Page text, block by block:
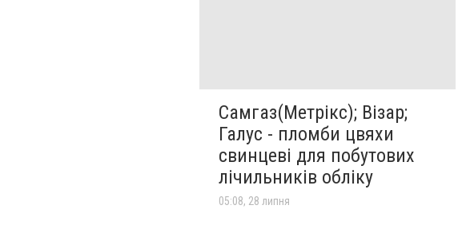
Самгаз(Метрікс); Візар;
Галус - пломби цвяхи
свинцеві для побутових
лічильників обліку
05:08, 28 липня